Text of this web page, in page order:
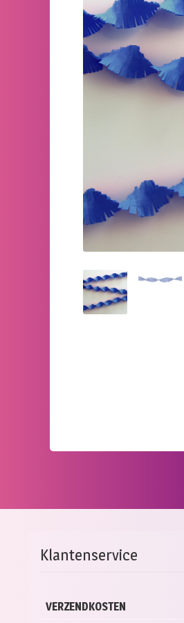
Klantenservice
VERZENDKOSTEN